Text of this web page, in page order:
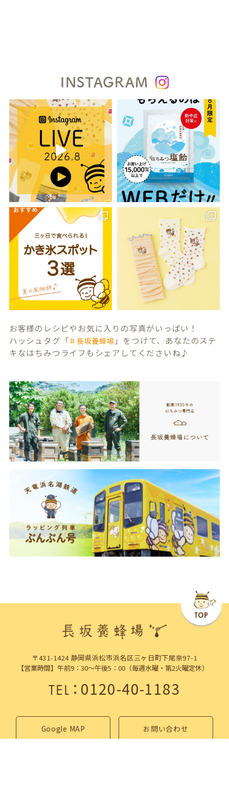
INSTAGRAM
お客様のレシピやお気に入りの写真がいっぱい！
ハッシュタグ「＃長坂養蜂場 」をつけて、あなたのステ
キなはちみつライフもシェアしてくださいね♪
〒431-1424 静岡県浜松市浜名区三ヶ日町下尾奈97-1
【営業時間】午前9：30～午後5：00（毎週水曜・第2火曜定休）
TEL：0120-40-1183
Google MAP お問い合わせ